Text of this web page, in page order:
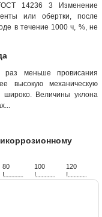
14236 3 Изменение
или обертки, после
в течение 1000 ч, %, не
раз меньше провисания
высокую механическую
широко. Величины уклона
80
!...................
100
!...................
120
!...................